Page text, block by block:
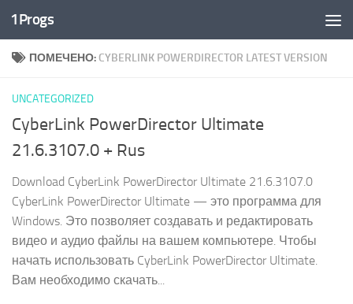
Перейти к содержимому
1Progs
ПОМЕЧЕНО: CYBERLINK POWERDIRECTOR LATEST VERSION
UNCATEGORIZED
CyberLink PowerDirector Ultimate
21.6.3107.0 + Rus
Download CyberLink PowerDirector Ultimate 21.6.3107.0
CyberLink PowerDirector Ultimate — это программа для
Windows. Это позволяет создавать и редактировать
видео и аудио файлы на вашем компьютере. Чтобы
начать использовать CyberLink PowerDirector Ultimate.
Вам необходимо скачать...